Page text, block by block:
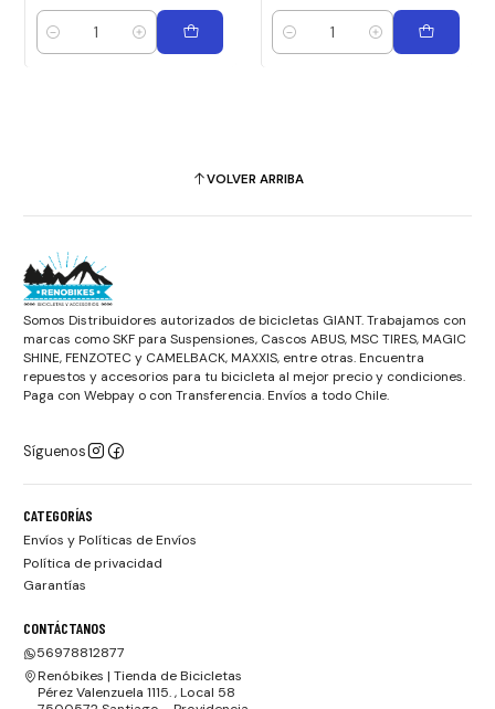
Cantidad Cantidad
VOLVER ARRIBA
Somos Distribuidores autorizados de bicicletas GIANT. Trabajamos con
marcas como SKF para Suspensiones, Cascos ABUS, MSC TIRES, MAGIC
SHINE, FENZOTEC y CAMELBACK, MAXXIS, entre otras. Encuentra
repuestos y accesorios para tu bicicleta al mejor precio y condiciones.
Paga con Webpay o con Transferencia. Envíos a todo Chile.
Síguenos
CATEGORÍAS
Envíos y Políticas de Envíos
Política de privacidad
Garantías
CONTÁCTANOS
56978812877
Renóbikes | Tienda de Bicicletas
Pérez Valenzuela 1115. , Local 58